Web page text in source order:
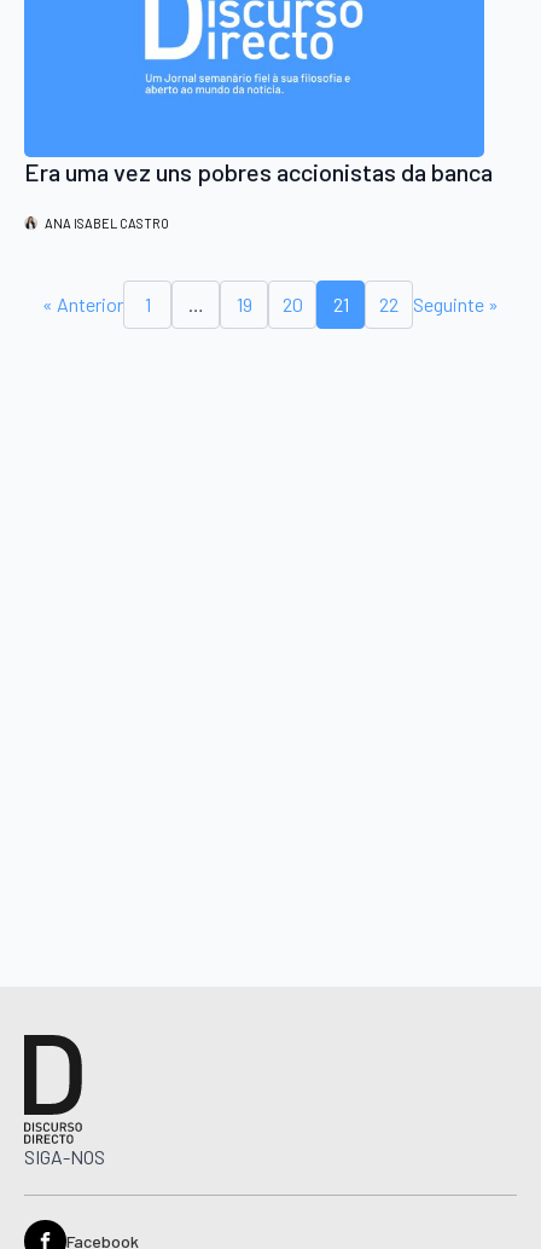
Era uma vez uns pobres accionistas da banca
ANA ISABEL CASTRO
« Anterior 1 … 19 20 21 22 Seguinte »
SIGA-NOS
Facebook